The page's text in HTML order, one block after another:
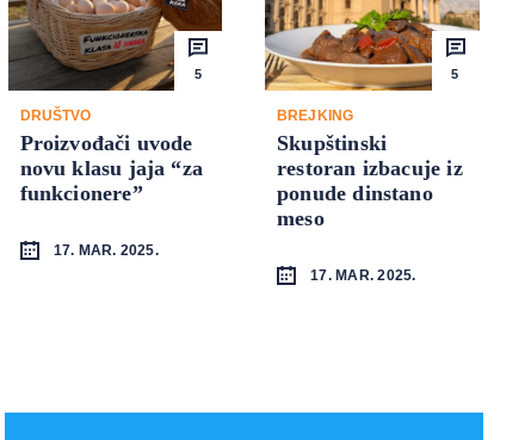
5
DRUŠTVO
Proizvođači uvode
novu klasu jaja “za
funkcionere”
17. MAR. 2025.
5
BREJKING
Skupštinski
restoran izbacuje iz
ponude dinstano
meso
17. MAR. 2025.